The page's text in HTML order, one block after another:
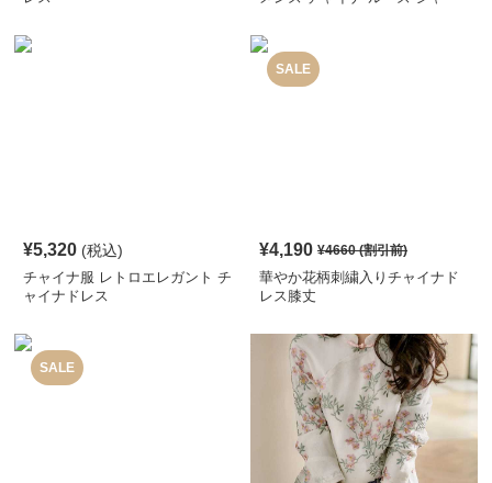
¥5,320 (税込)
チャイナ服 レトロエレガント チ
ャイナドレス
SALE
¥4,190 ¥4660(割引前)
華やか花柄刺繍入りチャイナド
レス膝丈
SALE